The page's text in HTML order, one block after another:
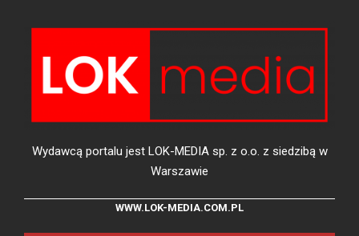
Wydawcą portalu jest LOK-MEDIA sp. z o.o. z siedzibą w
Warszawie
WWW.LOK-MEDIA.COM.PL